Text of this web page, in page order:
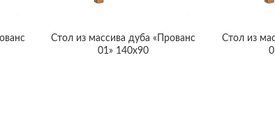
Cтол из массива дуба «Прованс
01» 140х90
Cтол из